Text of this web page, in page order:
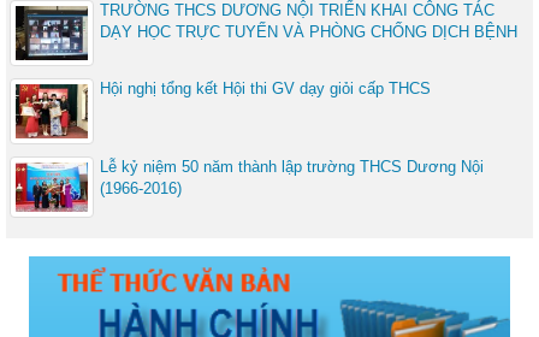
TRƯỜNG THCS DƯƠNG NỘI TRIỂN KHAI CÔNG TÁC
DẠY HỌC TRỰC TUYẾN VÀ PHÒNG CHỐNG DỊCH BỆNH
Hội nghị tổng kết Hội thi GV dạy giỏi cấp THCS
Lễ kỷ niệm 50 năm thành lập trường THCS Dương Nội
(1966-2016)